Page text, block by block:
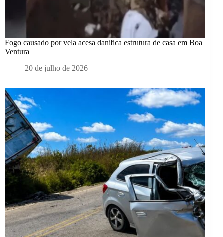
Fogo causado por vela acesa danifica estrutura de casa em Boa
Ventura
20 de julho de 2026